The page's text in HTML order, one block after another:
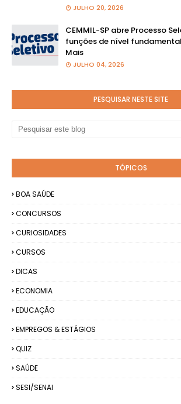
JULHO 20, 2026
CEMMIL-SP abre Processo
funções de nível
Mais
JULHO 04, 2026
PESQUISAR NESTE SITE
TÓPICOS
BOA SAÚDE
CONCURSOS
CURIOSIDADES
CURSOS
DICAS
ECONOMIA
EDUCAÇÃO
EMPREGOS & ESTÁGIOS
QUIZ
SAÚDE
SESI/SENAI